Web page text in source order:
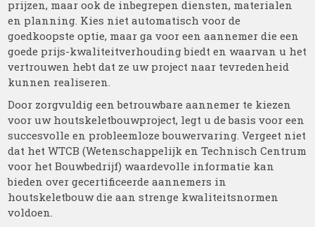
prijzen, maar ook de inbegrepen diensten, materialen
en planning. Kies niet automatisch voor de
goedkoopste optie, maar ga voor een aannemer die een
goede prijs-kwaliteitverhouding biedt en waarvan u het
vertrouwen hebt dat ze uw project naar tevredenheid
kunnen realiseren.
Door zorgvuldig een betrouwbare aannemer te kiezen
voor uw houtskeletbouwproject, legt u de basis voor een
succesvolle en probleemloze bouwervaring. Vergeet niet
dat het WTCB (Wetenschappelijk en Technisch Centrum
voor het Bouwbedrijf) waardevolle informatie kan
bieden over gecertificeerde aannemers in
houtskeletbouw die aan strenge kwaliteitsnormen
voldoen.